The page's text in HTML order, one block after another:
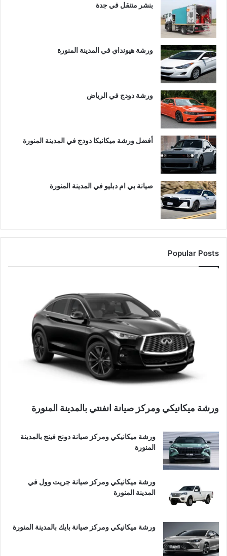
بنشر متنقل في جدة
ورشة هيونداي في المدينة المنورة
ورشة دودج في الرياض
أفضل ورشة ميكانيكا دودج في المدينة المنورة
صيانة بي ام دبليو في المدينة المنورة
Popular Posts
ورشة ميكانيكي ومركز صيانة انفنتي بالمدينة المنورة
ورشة ميكانيكي ومركز صيانة دونج فينج بالمدينة
المنورة
ورشة ميكانيكي ومركز صيانة جريت وول في
المدينة المنورة
ورشة ميكانيكي ومركز صيانة بايك بالمدينة المنورة